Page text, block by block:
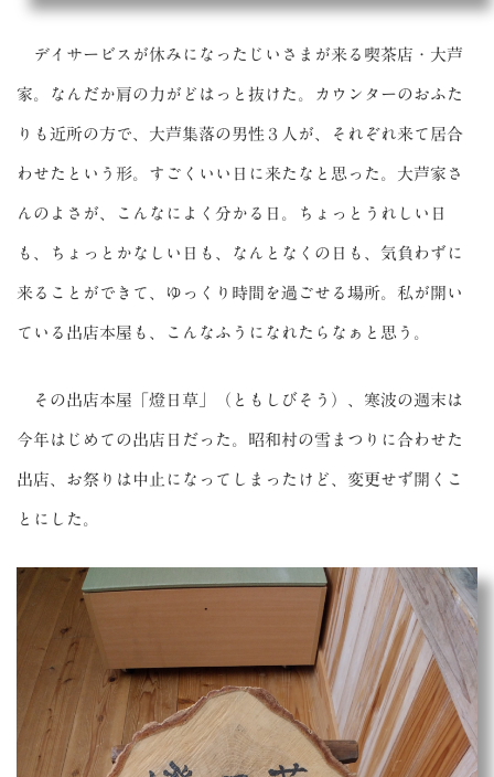
デイサービスが休みになったじいさまが来る喫茶店・大芦
家。なんだか肩の力がどはっと抜けた。カウンターのおふた
りも近所の方で、大芦集落の男性３人が、それぞれ来て居合
わせたという形。すごくいい日に来たなと思った。大芦家さ
んのよさが、こんなによく分かる日。ちょっとうれしい日
も、ちょっとかなしい日も、なんとなくの日も、気負わずに
来ることができて、ゆっくり時間を過ごせる場所。私が開い
ている出店本屋も、こんなふうになれたらなぁと思う。
その出店本屋「燈日草」（ともしびそう）、寒波の週末は
今年はじめての出店日だった。昭和村の雪まつりに合わせた
出店、お祭りは中止になってしまったけど、変更せず開くこ
とにした。